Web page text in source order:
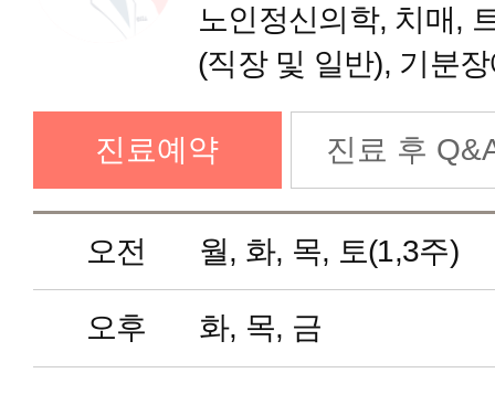
한방내과
외과(갑상선암센터)
외과(유방암센터)
외과(대장항문)
노인정신의학, 치매,
(직장 및 일반), 기분
조현병
진료예약
진료 후
오전 월, 화, 목, 토(1,3주)
오후 화, 목, 금